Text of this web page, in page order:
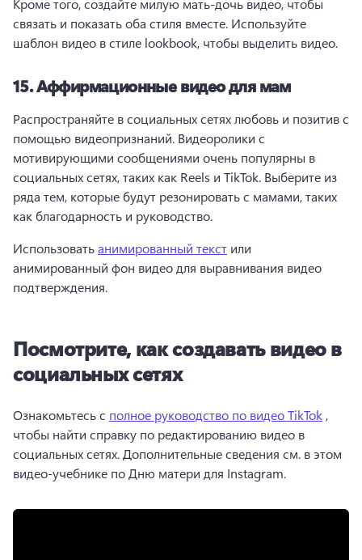
Кроме того, создайте милую мать-дочь видео, чтобы
связать и показать оба стиля вместе. Используйте
шаблон видео в стиле lookbook, чтобы выделить видео.
15.Аффирмационные видео для мам
Распространяйте в социальных сетях любовь и позитив с
помощью видеопризнаний. Видеоролики с
мотивирующими сообщениями очень популярны в
социальных сетях, таких как Reels и TikTok. Выберите из
ряда тем, которые будут резонировать с мамами, таких
как благодарность и руководство.
Использовать анимированный текст или
анимированный фон видео для выравнивания видео
подтверждения.
Посмотрите, как создавать видео в
социальных сетях
Ознакомьтесь с полное руководство по видео TikTok ,
чтобы найти справку по редактированию видео в
социальных сетях. Дополнительные сведения см. в этом
видео-учебнике по Дню матери для Instagram.